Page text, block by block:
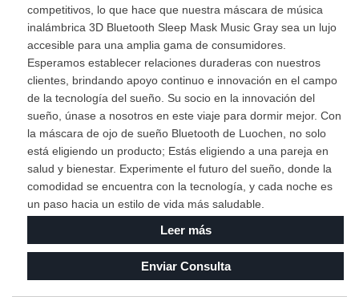
competitivos, lo que hace que nuestra máscara de música
inalámbrica 3D Bluetooth Sleep Mask Music Gray sea un lujo
accesible para una amplia gama de consumidores.
Esperamos establecer relaciones duraderas con nuestros
clientes, brindando apoyo continuo e innovación en el campo
de la tecnología del sueño. Su socio en la innovación del
sueño, únase a nosotros en este viaje para dormir mejor. Con
la máscara de ojo de sueño Bluetooth de Luochen, no solo
está eligiendo un producto; Estás eligiendo a una pareja en
salud y bienestar. Experimente el futuro del sueño, donde la
comodidad se encuentra con la tecnología, y cada noche es
un paso hacia un estilo de vida más saludable.
Leer más
Enviar Consulta